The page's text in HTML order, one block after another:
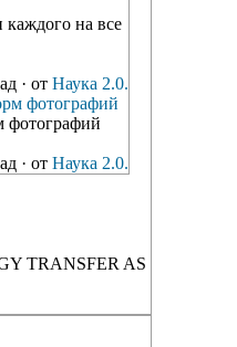
каждого на все
· от Наука 2.0.
фотографий
фотографий
· от Наука 2.0.
TRANSFER AS